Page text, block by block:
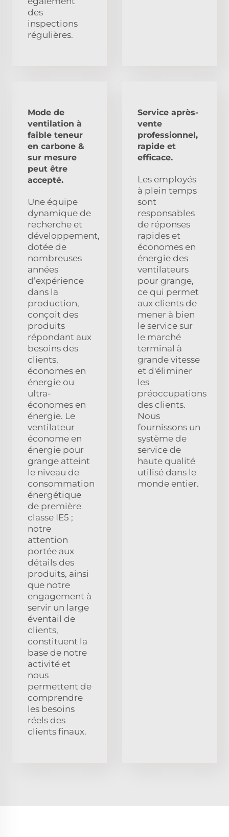
des
inspections
régulières.
Mode de
ventilation à
faible teneur
en carbone &
sur mesure
peut être
accepté.
Une équipe
dynamique de
recherche et
développement,
dotée de
nombreuses
années
d’expérience
dans la
production,
conçoit des
produits
répondant aux
besoins des
clients,
économes en
énergie ou
ultra-
économes en
énergie. Le
ventilateur
économe en
énergie pour
grange atteint
le niveau de
consommation
énergétique
de première
classe IE5 ;
notre
attention
portée aux
détails des
produits, ainsi
que notre
engagement à
servir un large
éventail de
clients,
constituent la
base de notre
activité et
nous
permettent de
comprendre
les besoins
réels des
clients finaux.
Service après-
vente
professionnel,
rapide et
efficace.
Les employés
à plein temps
sont
responsables
de réponses
rapides et
économes en
énergie des
ventilateurs
pour grange,
ce qui permet
aux clients de
mener à bien
le service sur
le marché
terminal à
grande vitesse
et d'éliminer
les
préoccupations
des clients.
Nous
fournissons un
système de
service de
haute qualité
utilisé dans le
monde entier.